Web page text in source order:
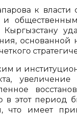
к власти
и
основанной
и
увеличение
в этот период
что имеет